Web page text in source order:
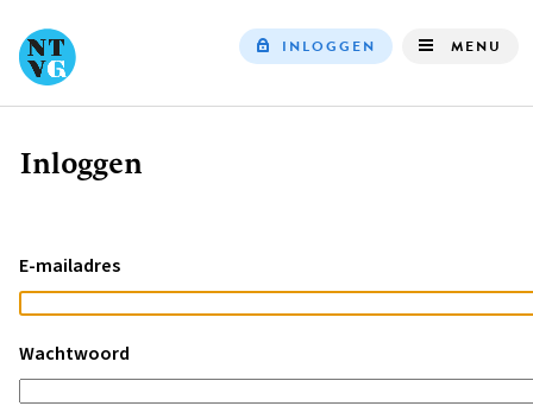
INLOGGEN MENU
Kruimelpad
Inloggen
E-mailadres
Wachtwoord